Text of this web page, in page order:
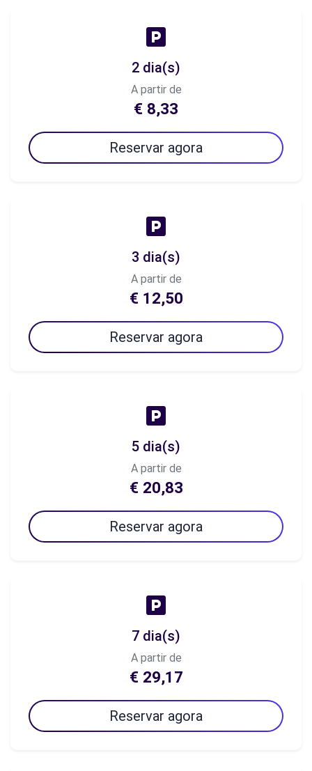
2 dia(s)
A partir de
€ 8,33
Reservar agora
3 dia(s)
A partir de
€ 12,50
Reservar agora
5 dia(s)
A partir de
€ 20,83
Reservar agora
7 dia(s)
A partir de
€ 29,17
Reservar agora